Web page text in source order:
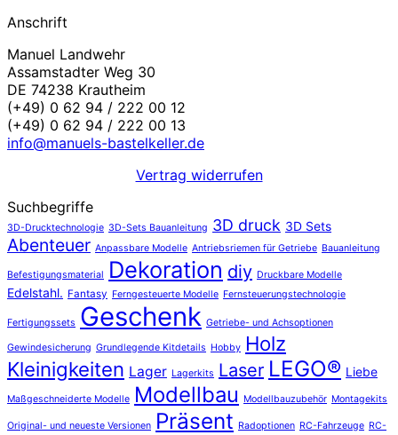
Anschrift
Manuel Landwehr
Assamstadter Weg 30
DE 74238 Krautheim
(+49) 0 62 94 / 222 00 12
(+49) 0 62 94 / 222 00 13
info@manuels-bastelkeller.de
Vertrag widerrufen
Suchbegriffe
3D-Drucktechnologie 3D-Sets Bauanleitung 3D druck 3D Sets
Abenteuer Anpassbare Modelle Antriebsriemen für Getriebe Bauanleitung
Befestigungsmaterial Dekoration diy Druckbare Modelle
Edelstahl. Fantasy Ferngesteuerte Modelle Fernsteuerungstechnologie
Fertigungssets Geschenk Getriebe- und Achsoptionen
Gewindesicherung Grundlegende Kitdetails Hobby Holz
Kleinigkeiten Lager Lagerkits Laser LEGO® Liebe
Maßgeschneiderte Modelle Modellbau Modellbauzubehör Montagekits
Original- und neueste Versionen Präsent Radoptionen RC-Fahrzeuge RC-